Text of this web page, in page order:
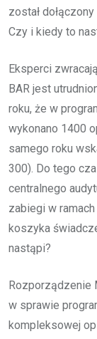
został
Czy i kiedy to
Eksperci
BAR jest
roku, że w
wykonano 1400
samego roku
300). Do tego
centralnego
zabiegi w
koszyka
nastąpi?
Rozporządzenie
w sprawie
kompleksowej